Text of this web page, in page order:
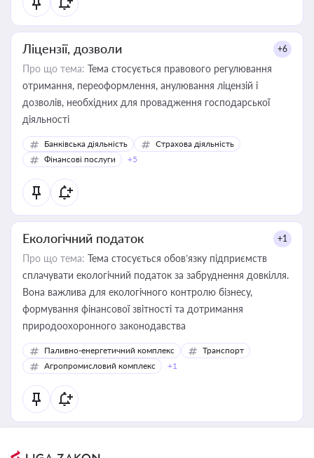
Ліцензії, дозволи +6
Про що тема: Тема стосується правового регулювання
отримання, переоформлення, анулювання ліцензій і
дозволів, необхідних для провадження господарської
діяльності
Банківська діяльність
Страхова діяльність
Фінансові послуги
+5
Екологічний податок +1
Про що тема: Тема стосується обов’язку підприємств
сплачувати екологічний податок за забруднення довкілля.
Вона важлива для екологічного контролю бізнесу,
формування фінансової звітності та дотримання
природоохоронного законодавства
Паливно-енергетичний комплекс
Транспорт
Агропромисловий комплекс
+1